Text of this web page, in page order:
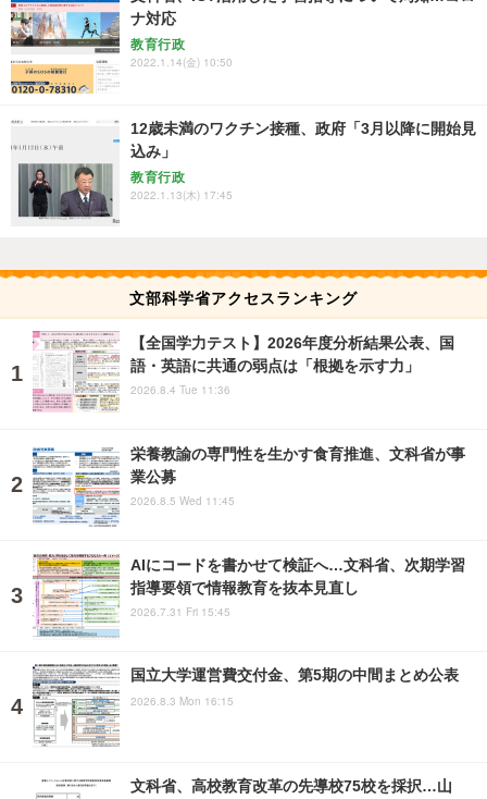
ナ対応
教育行政
2022.1.14(金) 10:50
12歳未満のワクチン接種、政府「3月以降に開始見
込み」
教育行政
2022.1.13(木) 17:45
文部科学省アクセスランキング
【全国学力テスト】2026年度分析結果公表、国
語・英語に共通の弱点は「根拠を示す力」
2026.8.4 Tue 11:36
栄養教諭の専門性を生かす食育推進、文科省が事
業公募
2026.8.5 Wed 11:45
AIにコードを書かせて検証へ…文科省、次期学習
指導要領で情報教育を抜本見直し
2026.7.31 Fri 15:45
国立大学運営費交付金、第5期の中間まとめ公表
2026.8.3 Mon 16:15
文科省、高校教育改革の先導校75校を採択…山